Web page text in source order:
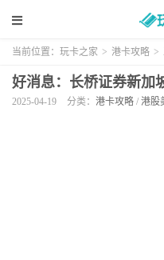
当前位置： 玩卡之家 > 港卡攻略 >
好消息：长桥证券新加
2025-04-19 分类： 港卡攻略 / 港股